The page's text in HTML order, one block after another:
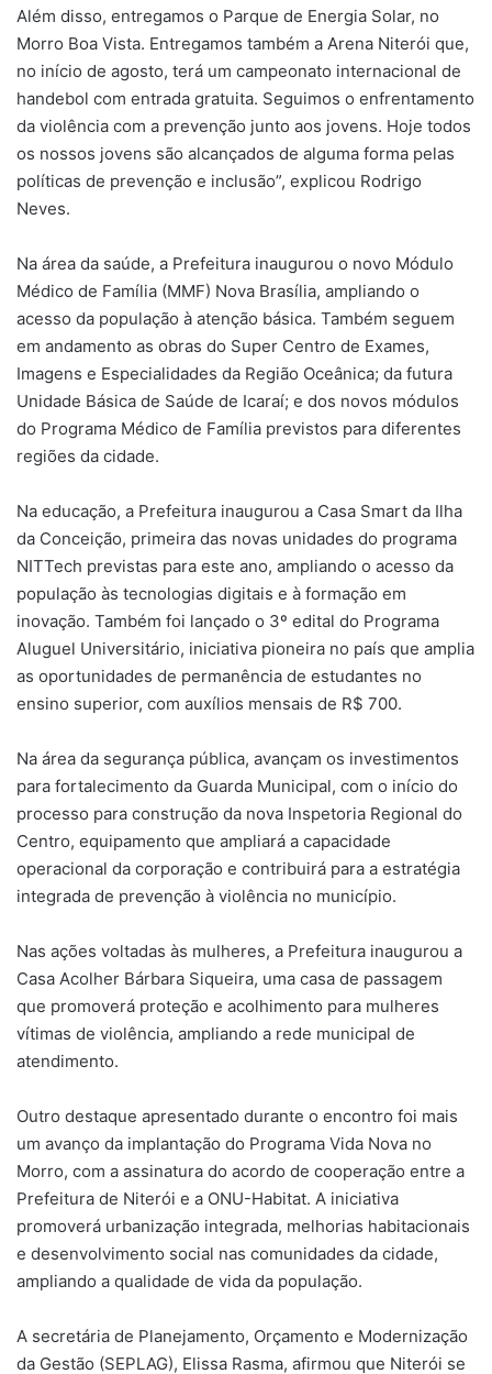
Além disso, entregamos o Parque de Energia Solar, no
Morro Boa Vista. Entregamos também a Arena Niterói que,
no início de agosto, terá um campeonato internacional de
handebol com entrada gratuita. Seguimos o enfrentamento
da violência com a prevenção junto aos jovens. Hoje todos
os nossos jovens são alcançados de alguma forma pelas
políticas de prevenção e inclusão”, explicou Rodrigo
Neves.
Na área da saúde, a Prefeitura inaugurou o novo Módulo
Médico de Família (MMF) Nova Brasília, ampliando o
acesso da população à atenção básica. Também seguem
em andamento as obras do Super Centro de Exames,
Imagens e Especialidades da Região Oceânica; da futura
Unidade Básica de Saúde de Icaraí; e dos novos módulos
do Programa Médico de Família previstos para diferentes
regiões da cidade.
Na educação, a Prefeitura inaugurou a Casa Smart da Ilha
da Conceição, primeira das novas unidades do programa
NITTech previstas para este ano, ampliando o acesso da
população às tecnologias digitais e à formação em
inovação. Também foi lançado o 3º edital do Programa
Aluguel Universitário, iniciativa pioneira no país que amplia
as oportunidades de permanência de estudantes no
ensino superior, com auxílios mensais de R$ 700.
Na área da segurança pública, avançam os investimentos
para fortalecimento da Guarda Municipal, com o início do
processo para construção da nova Inspetoria Regional do
Centro, equipamento que ampliará a capacidade
operacional da corporação e contribuirá para a estratégia
integrada de prevenção à violência no município.
Nas ações voltadas às mulheres, a Prefeitura inaugurou a
Casa Acolher Bárbara Siqueira, uma casa de passagem
que promoverá proteção e acolhimento para mulheres
vítimas de violência, ampliando a rede municipal de
atendimento.
Outro destaque apresentado durante o encontro foi mais
um avanço da implantação do Programa Vida Nova no
Morro, com a assinatura do acordo de cooperação entre a
Prefeitura de Niterói e a ONU-Habitat. A iniciativa
promoverá urbanização integrada, melhorias habitacionais
e desenvolvimento social nas comunidades da cidade,
ampliando a qualidade de vida da população.
A secretária de Planejamento, Orçamento e Modernização
da Gestão (SEPLAG), Elissa Rasma, afirmou que Niterói se